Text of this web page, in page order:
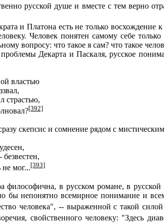
русской душе и вместе с тем верно
и Платона есть не только восхождение
Человек понятен самому себе
вопросу: что такое я сам? что такое
Декарта и Паскаля, русское
властью
страстью,
[392]
скепсис и сомнение рядом с
мог...[393]
философична, в русском романе, в
бы непонятно всемирное понимание и
человека", -- выраженной с такой
свойственного человеку: "Здесь